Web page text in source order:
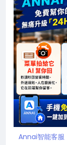
Annai智能客服